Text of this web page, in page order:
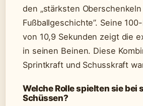
den „stärksten
Fußballgeschichte”. Seine
von 10,9 Sekunden zeigt die
in seinen Beinen. Diese
Sprintkraft und Schusskraft
Welche Rolle spielten sie bei
Schüssen?